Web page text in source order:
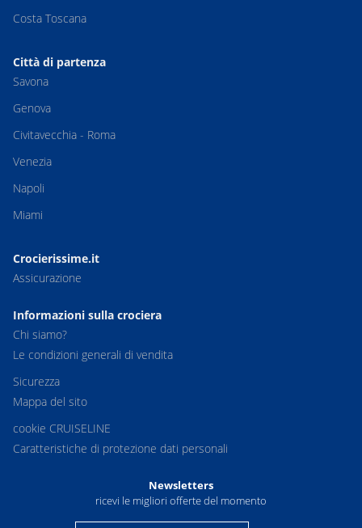
Costa Toscana
Città di partenza
Savona
Genova
Civitavecchia - Roma
Venezia
Napoli
Miami
Crocierissime.it
Assicurazione
Informazioni sulla crociera
Chi siamo?
Le condizioni generali di vendita
Sicurezza
Mappa del sito
cookie CRUISELINE
Caratteristiche di protezione dati personali
Newsletters
ricevi le migliori offerte del momento